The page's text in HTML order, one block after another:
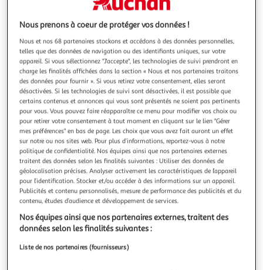
Illustration
précédente
Illustration
suivante
Livraison offerte
VIDAXL
Mobilier de salle a manger d'exterieur 5 pcs acier noir
Cet ensemble de mobilier de jardin sophistique deviendra
le point central de votre jardin, patio ou salle a manger. Les
chaises confortables sont fabriquees a partir d'acier enduit
de poudre de haute qualite. Grace au tissu textilene
resistant avec rembourrage impermeable, nos chaises sont
tres conf
En savoir +
Vendu parVidaXL
Livraison dès 4/5 jours
Livraison offerte
Plus d'options
Vendu par VidaXL
Nous prenons à coeur de protéger vos données !
Nous et nos 68 partenaires stockons et accédons à des données personnelles,
telles que des données de navigation ou des identifiants uniques, sur votre
appareil. Si vous sélectionnez "J'accepte", les technologies de suivi prendront en
charge les finalités affichées dans la section « Nous et nos partenaires traitons
des données pour fournir ». Si vous retirez votre consentement, elles seront
désactivées. Si les technologies de suivi sont désactivées, il est possible que
certains contenus et annonces qui vous sont présentés ne soient pas pertinents
pour vous. Vous pouvez faire réapparaître ce menu pour modifier vos choix ou
pour retirer votre consentement à tout moment en cliquant sur le lien "Gérer
mes préférences" en bas de page. Les choix que vous avez fait auront un effet
sur notre ou nos sites web. Pour plus d’informations, reportez-vous à notre
politique de confidentialité. Nos équipes ainsi que nos partenaires externes
traitent des données selon les finalités suivantes : Utiliser des données de
géolocalisation précises. Analyser activement les caractéristiques de l’appareil
pour l’identification. Stocker et/ou accéder à des informations sur un appareil.
Publicités et contenu personnalisés, mesure de performance des publicités et du
contenu, études d’audience et développement de services.
Nos équipes ainsi que nos partenaires externes, traitent des
données selon les finalités suivantes :
Liste de nos partenaires (fournisseurs)